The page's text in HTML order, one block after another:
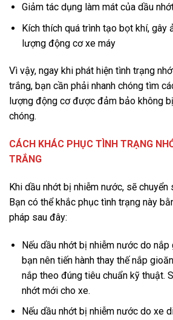
Giảm tác dụng làm mát của dầu
Kích thích quá trình tạo bọt khí, gây
lượng động cơ xe máy
Vì vậy, ngay khi phát hiện tình trạng
trắng, bạn cần phải nhanh chóng tìm
lượng động cơ được đảm bảo không
chóng.
CÁCH KHÁC PHỤC TÌNH TRẠNG
TRẮNG
Khi dầu nhớt bị nhiễm nước, sẽ chuyển
Bạn có thể khắc phục tình trạng này
pháp sau đây:
Nếu dầu nhớt bị nhiễm nước do
bạn nên tiến hành thay thế nắp
nắp theo đúng tiêu chuẩn kỹ thuật.
nhớt mới cho xe.
Nếu dầu nhớt bị nhiễm nước do xe